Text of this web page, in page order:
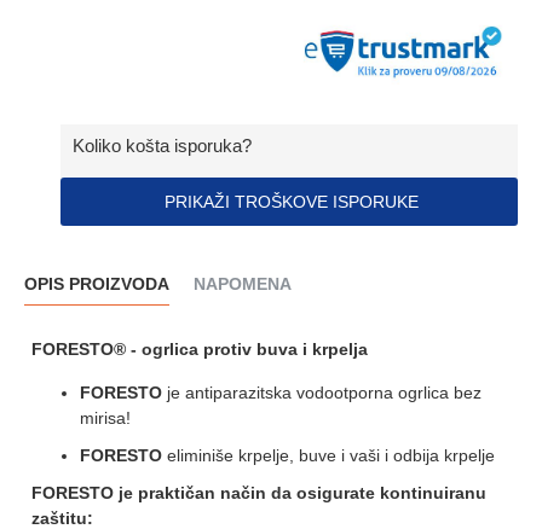
Koliko košta isporuka?
PRIKAŽI TROŠKOVE ISPORUKE
OPIS PROIZVODA NAPOMENA
FORESTO® - ogrlica protiv buva i krpelja
FORESTO je antiparazitska vodootporna ogrlica bez
mirisa!
FORESTO eliminiše krpelje, buve i vaši i odbija krpelje
FORESTO je praktičan način da osigurate kontinuiranu
zaštitu: